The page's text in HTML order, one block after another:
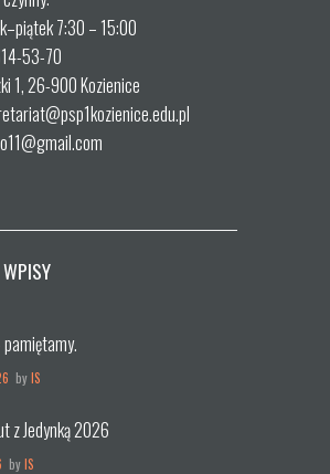
7:30 – 15:00
53-70
1, 26-900 Kozienice
byIS
z Jedynką 2026
byIS